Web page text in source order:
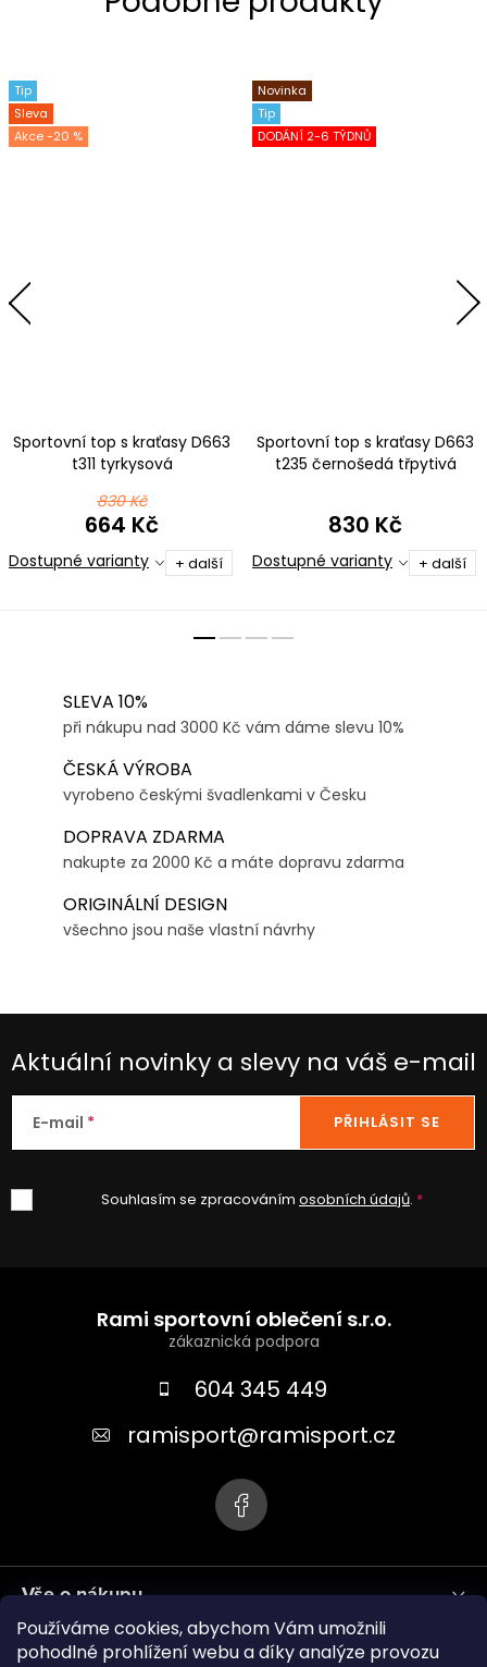
Používáme cookies, abychom Vám umožnili
pohodlné prohlížení webu a díky analýze provozu
Tip
Sleva
-20 %
Sportovní top s kraťasy D663
t311 tyrkysová
830 Kč
664 Kč
Dostupné varianty + další
Novinka
Tip
DODÁNÍ 2-6 TÝDNŮ
Sportovní top s kraťasy D663
t235 černošedá třpytivá
830 Kč
Dostupné varianty + další
SLEVA 10%
při nákupu nad 3000 Kč vám dáme slevu 10%
ČESKÁ VÝROBA
vyrobeno českými švadlenkami v Česku
DOPRAVA ZDARMA
nakupte za 2000 Kč a máte dopravu zdarma
ORIGINÁLNÍ DESIGN
všechno jsou naše vlastní návrhy
Aktuální novinky a slevy na váš e-mail
E-mail
Souhlasím se zpracováním osobních údajů.
PŘIHLÁSIT SE
Rami sportovní oblečení s.r.o.
604 345 449
ramisport@ramisport.cz
Vše o nákupu
Informace pro vás